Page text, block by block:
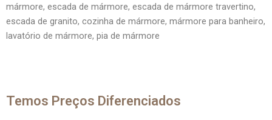
mármore, escada de mármore, escada de mármore travertino,
escada de granito, cozinha de mármore, mármore para banheiro,
lavatório de mármore, pia de mármore
Temos Preços Diferenciados